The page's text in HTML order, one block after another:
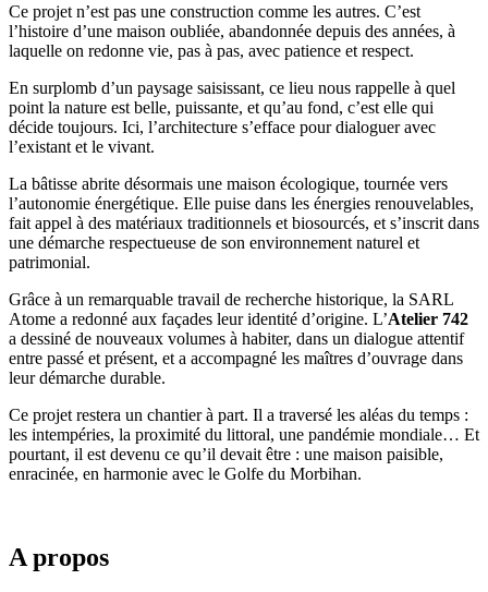
Ce projet n’est pas une construction comme les autres. C’est
l’histoire d’une maison oubliée, abandonnée depuis des années, à
laquelle on redonne vie, pas à pas, avec patience et respect.
En surplomb d’un paysage saisissant, ce lieu nous rappelle à quel
point la nature est belle, puissante, et qu’au fond, c’est elle qui
décide toujours. Ici, l’architecture s’efface pour dialoguer avec
l’existant et le vivant.
La bâtisse abrite désormais une maison écologique, tournée vers
l’autonomie énergétique. Elle puise dans les énergies renouvelables,
fait appel à des matériaux traditionnels et biosourcés, et s’inscrit dans
une démarche respectueuse de son environnement naturel et
patrimonial.
Grâce à un remarquable travail de recherche historique, la SARL
Atome a redonné aux façades leur identité d’origine. L’Atelier 742
a dessiné de nouveaux volumes à habiter, dans un dialogue attentif
entre passé et présent, et a accompagné les maîtres d’ouvrage dans
leur démarche durable.
Ce projet restera un chantier à part. Il a traversé les aléas du temps :
les intempéries, la proximité du littoral, une pandémie mondiale… Et
pourtant, il est devenu ce qu’il devait être : une maison paisible,
enracinée, en harmonie avec le Golfe du Morbihan.
A propos